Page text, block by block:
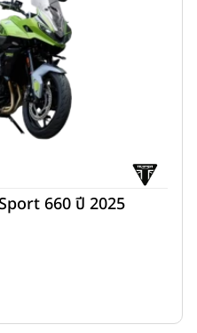
660 ปี 2025